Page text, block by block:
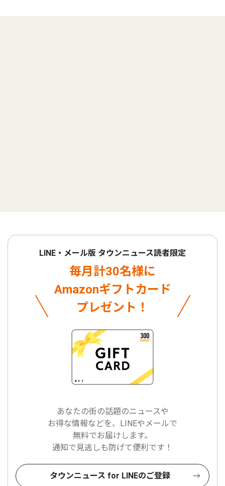
LINE・メール版 タウンニュース読者限定
毎月計30名様に
Amazonギフトカード
プレゼント！
あなたの街の話題のニュースや
お得な情報などを、LINEやメールで
無料でお届けします。
通知で見逃しも防げて便利です！
タウンニュース for LINEのご登録